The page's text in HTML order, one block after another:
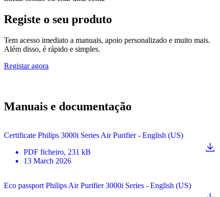
Registe o seu produto
Tem acesso imediato a manuais, apoio personalizado e muito mais.
Além disso, é rápido e simples.
Registar agora
Manuais e documentação
Certificate Philips 3000i Series Air Purifier - English (US)
PDF ficheiro, 231 kB
13 March 2026
Eco passport Philips Air Purifier 3000i Series - English (US)